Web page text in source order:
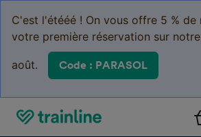
C'est l'étééé ! On vous offre 5 % de
votre première réservation sur
août. Code : PARASOL